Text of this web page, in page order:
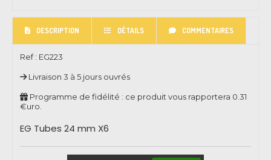
DESCRIPTION DÉTAILS COMMENTAIRES
Ref : EG223
Livraison 3 à 5 jours ouvrés
Programme de fidélité : ce produit vous rapportera 0.31
€uro.
EG Tubes 24 mm X6